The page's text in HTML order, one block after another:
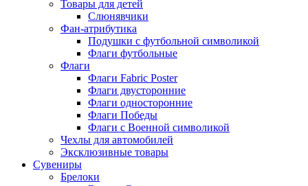
Товары для детей
Слюнявчики
Фан-атрибутика
Подушки с футбольной символикой
Флаги футбольные
Флаги
Флаги Fabric Poster
Флаги двусторонние
Флаги односторонние
Флаги Победы
Флаги с Военной символикой
Чехлы для автомобилей
Эксклюзивные товары
Сувениры
Брелоки